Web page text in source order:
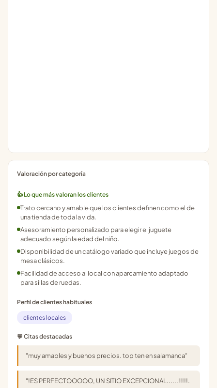
Valoración por categoría
👍 Lo que más valoran los clientes
Trato cercano y amable que los clientes definen como el de
una tienda de toda la vida.
Asesoramiento personalizado para elegir el juguete
adecuado según la edad del niño.
Disponibilidad de un catálogo variado que incluye juegos de
mesa clásicos.
Facilidad de acceso al local con aparcamiento adaptado
para sillas de ruedas.
Perfil de clientes habituales
clientes locales
💬 Citas destacadas
"muy amables y buenos precios. top ten en salamanca"
"!ES PERFECTOOOOO, UN SITIO EXCEPCIONAL......!!!!!.